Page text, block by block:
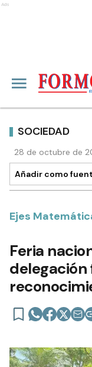
Ads
SOCIEDAD
28 de octubre de
Añadir como
Ejes
Feria
delegación